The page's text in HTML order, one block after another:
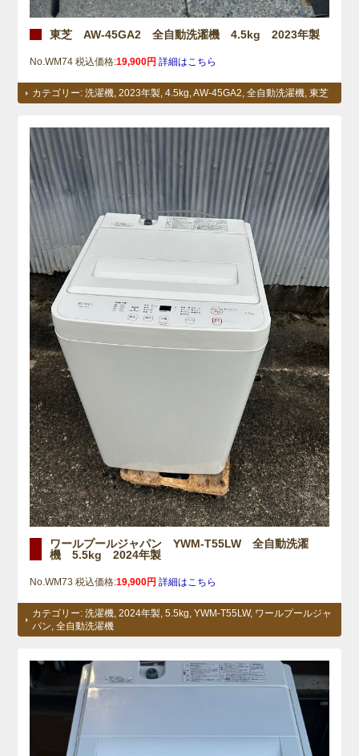
東芝 AW-45GA2 全自動洗濯機 4.5kg 2023年製
No.WM74 税込価格:19,900円 詳細はこちら
カテゴリー:洗濯機 ,2023年製 ,4.5kg ,AW-45GA2 ,全自動洗濯機 ,東芝
ワールプールジャパン YWM-T55LW 全自動洗濯
機 5.5kg 2024年製
No.WM73 税込価格:19,900円 詳細はこちら
カテゴリー:洗濯機 ,2024年製 ,5.5kg ,YWM-T55LW, ワールプールジャ
パン ,全自動洗濯機